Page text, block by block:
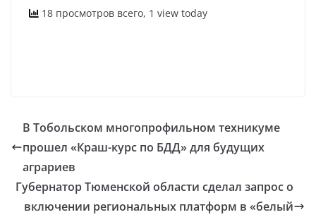
18 просмотров всего, 1 view today
В Тобольском многопрофильном техникуме
прошел «Краш-курс по БДД» для будущих
аграриев
Губернатор Тюменской области сделал запрос о
включении региональных платформ в «белый